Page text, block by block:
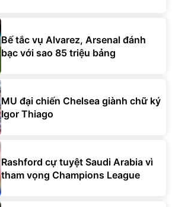
Bế tắc vụ Alvarez, Arsenal đánh
bạc với sao 85 triệu bảng
MU đại chiến Chelsea giành chữ ký
Igor Thiago
Rashford cự tuyệt Saudi Arabia vì
tham vọng Champions League